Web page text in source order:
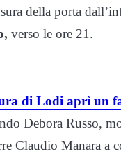
della porta
verso le ore 21.
di Lodi aprì un
Debora Russo,
Claudio Manara a